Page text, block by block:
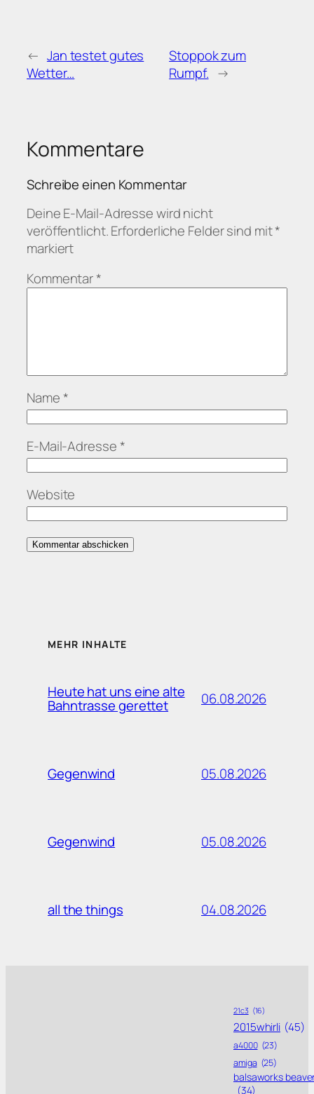
← Jan testet gutes
Wetter…
Stoppok zum
Rumpf. →
Kommentare
Schreibe einen Kommentar
Deine E-Mail-Adresse wird nicht
veröffentlicht.Erforderliche Felder sind mit*
markiert
Kommentar*
Name *
E-Mail-Adresse *
Website
MEHR INHALTE
Heute hat uns eine alte
Bahntrasse gerettet 06.08.2026
Gegenwind 05.08.2026
Gegenwind 05.08.2026
all the things 04.08.2026
21c3 (16)
2015whirli (45)
a4000 (23)
amiga (25)
balsaworks
(34)